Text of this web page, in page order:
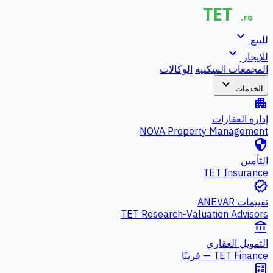
للبيع expand_more
للإيجار expand_more
المجمعات السكنية الوكالات
الخدمات expand_more
apartment
إدارة العقارات
NOVA Property Management
security
التأمين
TET Insurance
verified
تقييمات ANEVAR
TET Research-Valuation Advisors
account_balance
التمويل العقاري
TET Finance — قريبًا
calculate